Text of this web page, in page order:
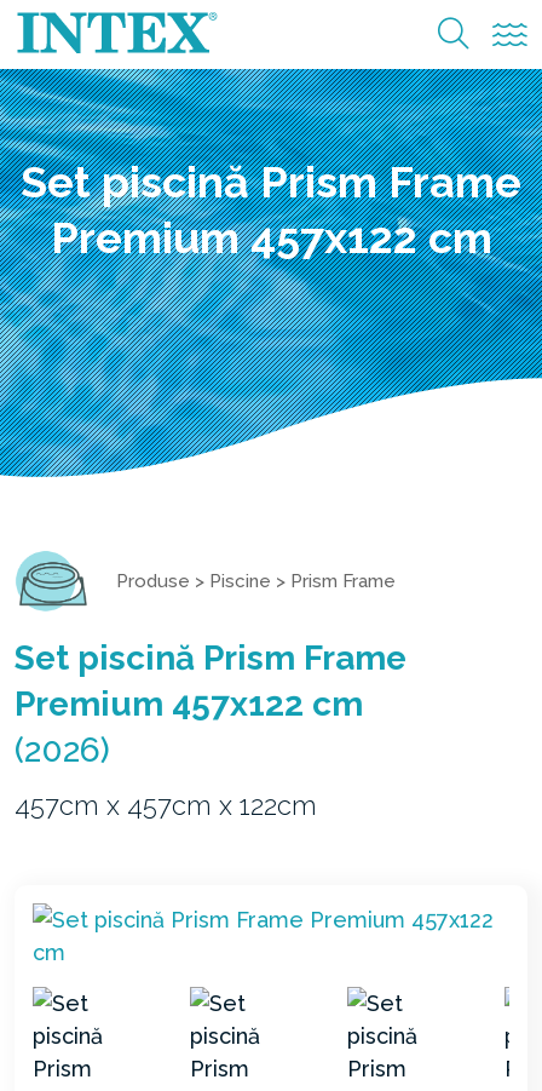
Set piscină Prism Frame
Premium 457x122 cm
Produse > Piscine > Prism Frame
Set piscină Prism Frame
Premium 457x122 cm
(2026)
457cm x 457cm x 122cm